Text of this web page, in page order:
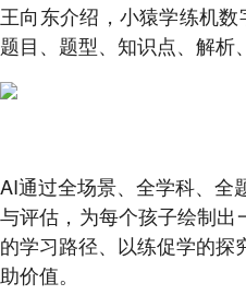
王向东介绍，小猿学练机
题目、题型、知识点、解
AI通过全场景、全学科、全
与评估，为每个孩子绘制
的学习路径、以练促学的
助价值。